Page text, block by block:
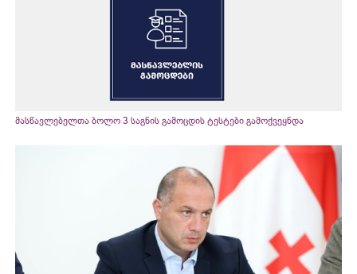
მასწავლებელთა ბოლო 3 საგნის გამოცდის ტესტები გამოქვეყნდა